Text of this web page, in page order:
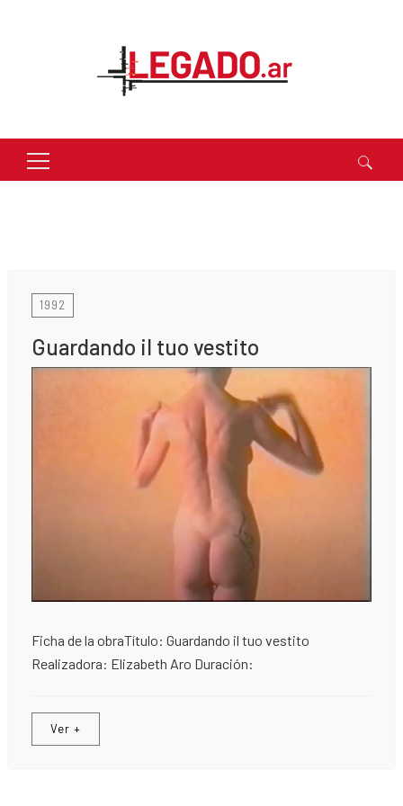
Buscar:
1992
Guardando il tuo vestito
Ficha de la obraTítulo: Guardando il tuo vestito
Realizadora: Elizabeth Aro Duración:
Ver +